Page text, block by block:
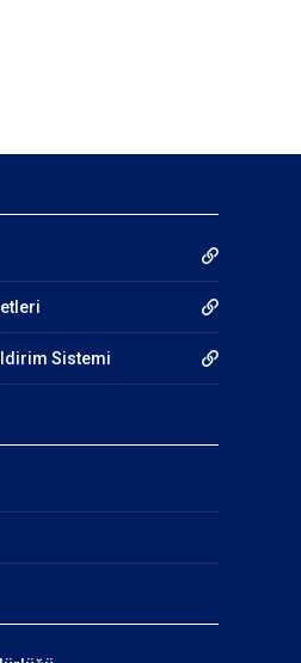
Sistemi